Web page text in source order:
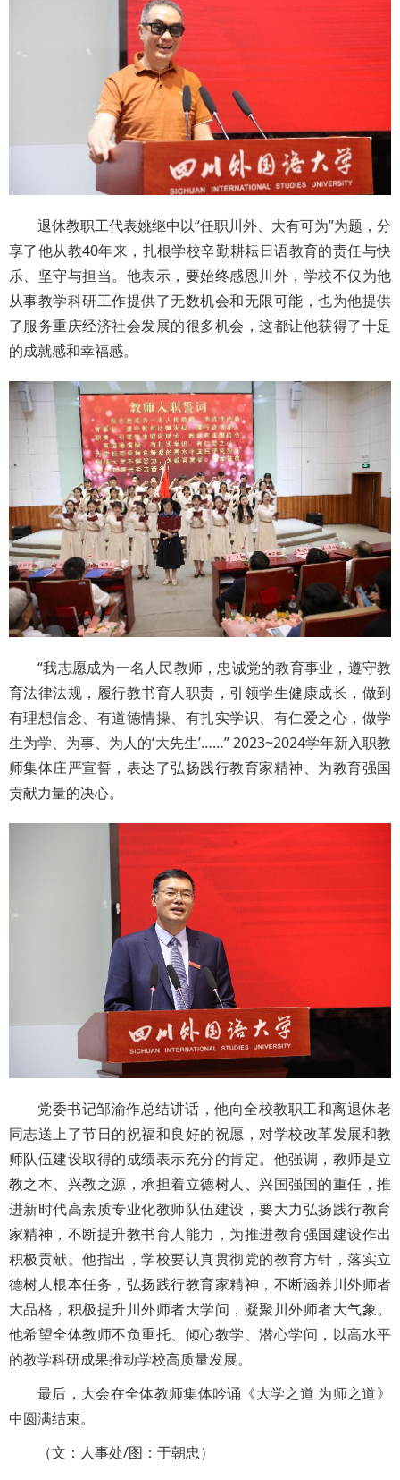
退休教职工代表姚继中以“任职川外、大有可为”为题，分
享了他从教40年来，扎根学校辛勤耕耘日语教育的责任与快
乐、坚守与担当。他表示，要始终感恩川外，学校不仅为他
从事教学科研工作提供了无数机会和无限可能，也为他提供
了服务重庆经济社会发展的很多机会，这都让他获得了十足
的成就感和幸福感。
“我志愿成为一名人民教师，忠诚党的教育事业，遵守教
育法律法规，履行教书育人职责，引领学生健康成长，做到
有理想信念、有道德情操、有扎实学识、有仁爱之心，做学
生为学、为事、为人的‘大先生’……” 2023~2024学年新入职教
师集体庄严宣誓，表达了弘扬践行教育家精神、为教育强国
贡献力量的决心。
党委书记邹渝作总结讲话，他向全校教职工和离退休老
同志送上了节日的祝福和良好的祝愿，对学校改革发展和教
师队伍建设取得的成绩表示充分的肯定。他强调，教师是立
教之本、兴教之源，承担着立德树人、兴国强国的重任，推
进新时代高素质专业化教师队伍建设，要大力弘扬践行教育
家精神，不断提升教书育人能力，为推进教育强国建设作出
积极贡献。他指出，学校要认真贯彻党的教育方针，落实立
德树人根本任务，弘扬践行教育家精神，不断涵养川外师者
大品格，积极提升川外师者大学问，凝聚川外师者大气象。
他希望全体教师不负重托、倾心教学、潜心学问，以高水平
的教学科研成果推动学校高质量发展。
最后，大会在全体教师集体吟诵《大学之道 为师之道》
中圆满结束。
（文：人事处/图：于朝忠）